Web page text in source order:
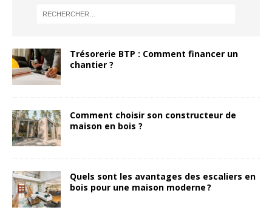
Trésorerie BTP : Comment financer un
chantier ?
Comment choisir son constructeur de
maison en bois ?
Quels sont les avantages des escaliers en
bois pour une maison moderne ?